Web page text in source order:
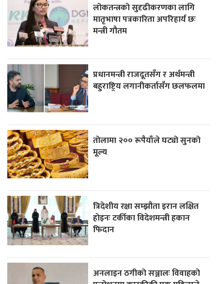
लोकतन्त्रको सुदृढीकरणका लागि
मातृभाषा पत्रकारिता अपरिहार्य छः
मन्त्री गौतम
प्रधानमन्त्री राजदूतसँग र अर्थमन्त्री
बहुराष्ट्रिय लगानीकर्तासँग छलफलमा
तोलामा २०० रूपैयाँले घट्यो सुनको
मूल्य
त्रिदेशीय रक्षा सम्झौता इरान लक्षित
होइनः टर्कीका विदेशमन्त्री हकान
फिदान
अनलाइन ठगीको सञ्जालः विवाहको